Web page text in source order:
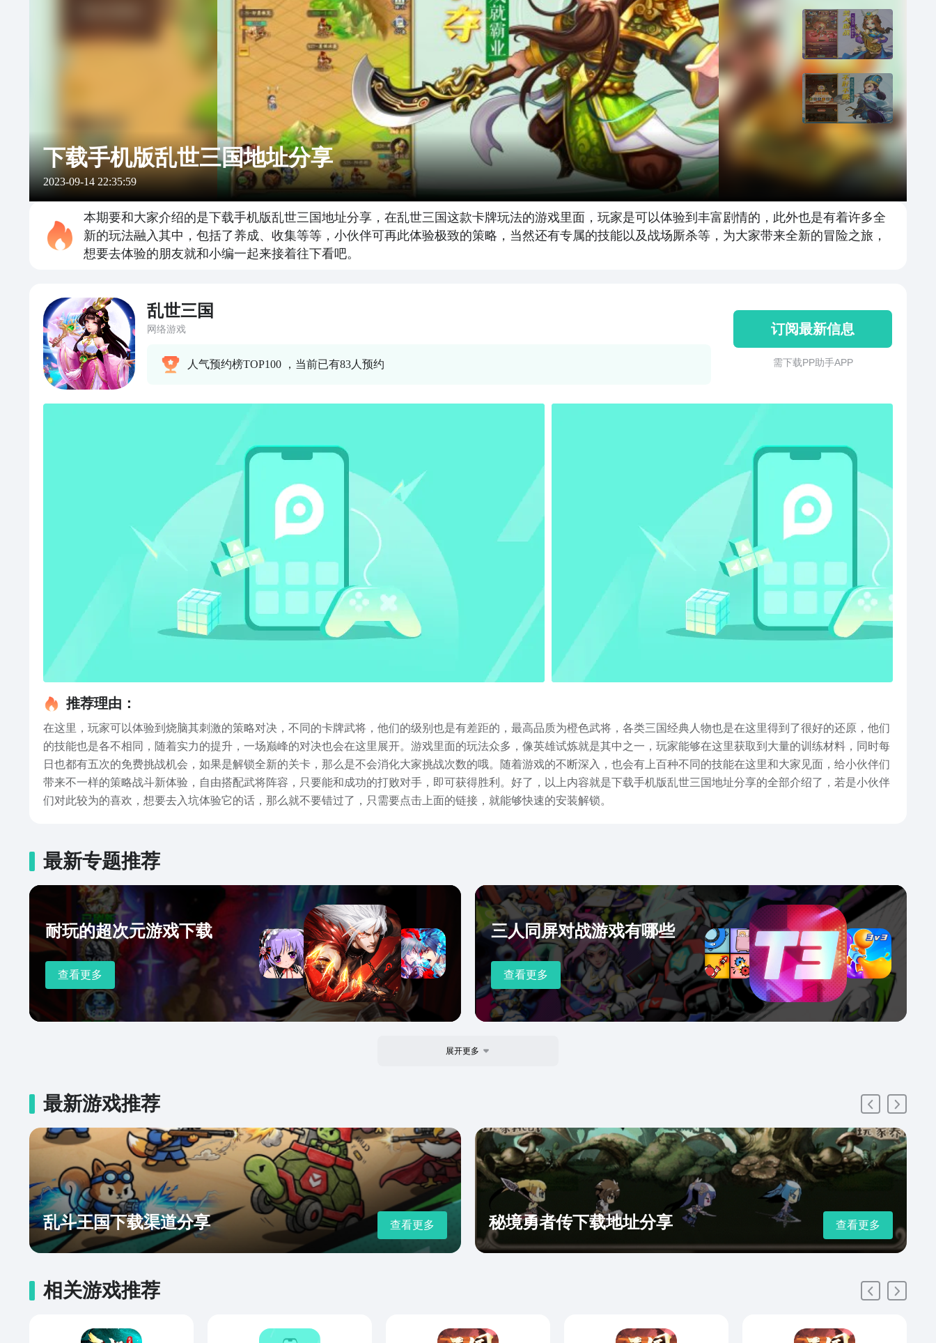
下载手机版乱世三国地址分享
2023-09-14 22:35:59
本期要和大家介绍的是下载手机版乱世三国地址分享，在乱世三国这款卡牌玩法的游戏里面，玩家是可以体验到丰富剧情的，此外也是有着许多全
新的玩法融入其中，包括了养成、收集等等，小伙伴可再此体验极致的策略，当然还有专属的技能以及战场厮杀等，为大家带来全新的冒险之旅，
想要去体验的朋友就和小编一起来接着往下看吧。
乱世三国
网络游戏
人气预约榜TOP100 ，当前已有83人预约
订阅最新信息
需 下 载 P P 助 手 A P P
推荐理由：
在这里，玩家可以体验到烧脑其刺激的策略对决，不同的卡牌武将，他们的级别也是有差距的，最高品质为橙色武将，各类三国经典人物也是在这里得到了很好的还原，他们
的技能也是各不相同，随着实力的提升，一场巅峰的对决也会在这里展开。游戏里面的玩法众多，像英雄试炼就是其中之一，玩家能够在这里获取到大量的训练材料，同时每
日也都有五次的免费挑战机会，如果是解锁全新的关卡，那么是不会消化大家挑战次数的哦。随着游戏的不断深入，也会有上百种不同的技能在这里和大家见面，给小伙伴们
带来不一样的策略战斗新体验，自由搭配武将阵容，只要能和成功的打败对手，即可获得胜利。好了，以上内容就是下载手机版乱世三国地址分享的全部介绍了，若是小伙伴
们对此较为的喜欢，想要去入坑体验它的话，那么就不要错过了，只需要点击上面的链接，就能够快速的安装解锁。
最新专题推荐
耐玩的超次元游戏下载
查看更多
三人同屏对战游戏有哪些
查看更多
展开更多
最新游戏推荐
乱斗王国下载渠道分享 查看更多 秘境勇者传下载地址分享 查看更多
相关游戏推荐